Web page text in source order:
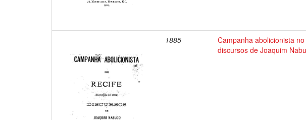
1885
Campanha abolicionista
discursos de Joaquim